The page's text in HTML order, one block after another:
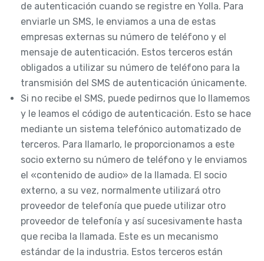
de autenticación cuando se registre en Yolla. Para
enviarle un SMS, le enviamos a una de estas
empresas externas su número de teléfono y el
mensaje de autenticación. Estos terceros están
obligados a utilizar su número de teléfono para la
transmisión del SMS de autenticación únicamente.
Si no recibe el SMS, puede pedirnos que lo llamemos
y le leamos el código de autenticación. Esto se hace
mediante un sistema telefónico automatizado de
terceros. Para llamarlo, le proporcionamos a este
socio externo su número de teléfono y le enviamos
el «contenido de audio» de la llamada. El socio
externo, a su vez, normalmente utilizará otro
proveedor de telefonía que puede utilizar otro
proveedor de telefonía y así sucesivamente hasta
que reciba la llamada. Este es un mecanismo
estándar de la industria. Estos terceros están